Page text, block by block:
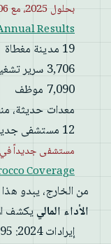
بحلول 2025، مع 3,706 سرير تشغيلي و7,090 موظف. المصدر:
Annual Results
19 مدينة مغطاة
3,706 سرير تشغيلي
7,090 موظف
معدات حديثة،
12 مستشفى جديد افتتحت في 2024 فقط
مستشفى جديداً في 2024 فقط كجزء من توسعها العدواني. المصدر:
Coverage
من الخارج، يبدو هذا
الأداء المالييكشف
إيرادات 2024: 2.95 مليار درهم (+55% على أساس سنوي)